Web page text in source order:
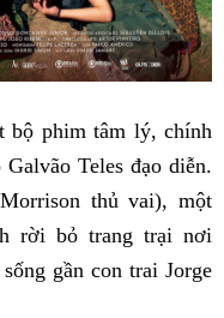
bộ phim tâm lý, chính
Teles đạo diễn.
thủ vai), một
rời bỏ trang trại nơi
gần con trai Jorge